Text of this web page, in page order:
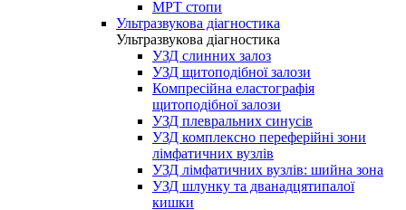
МРТ стопи
Ультразвукова діагностика
Ультразвукова діагностика
УЗД слинних залоз
УЗД щитоподібної залози
Компресійна еластографія
щитоподібної залози
УЗД плевральних синусів
УЗД комплексно переферійні зони
лімфатичних вузлів
УЗД лімфатичних вузлів: шийна зона
УЗД шлунку та дванадцятипалої
кишки